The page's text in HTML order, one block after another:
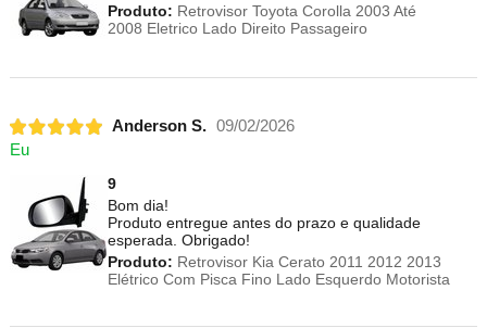
Produto: Retrovisor Toyota Corolla 2003 Até
2008 Eletrico Lado Direito Passageiro
Anderson S. 09/02/2026
Eu
9
Bom dia!
Produto entregue antes do prazo e qualidade
esperada. Obrigado!
Produto: Retrovisor Kia Cerato 2011 2012 2013
Elétrico Com Pisca Fino Lado Esquerdo Motorista